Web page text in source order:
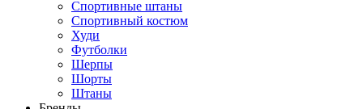
Спортивные штаны
Спортивный костюм
Худи
Футболки
Шерпы
Шорты
Штаны